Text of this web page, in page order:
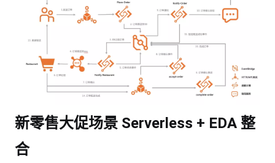
新零售大促场景 Serverless + EDA 整
合